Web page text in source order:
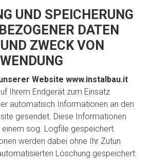
UND SPEICHERUNG
DATEN
ZWECK VON
Website www.instalbau.it
Ihrem Endgerät zum Einsatz
automatisch Informationen an den
gesendet. Diese Informationen
sog. Logfile gespeichert.
werden dabei ohne Ihr Zutun
Löschung gespeichert: